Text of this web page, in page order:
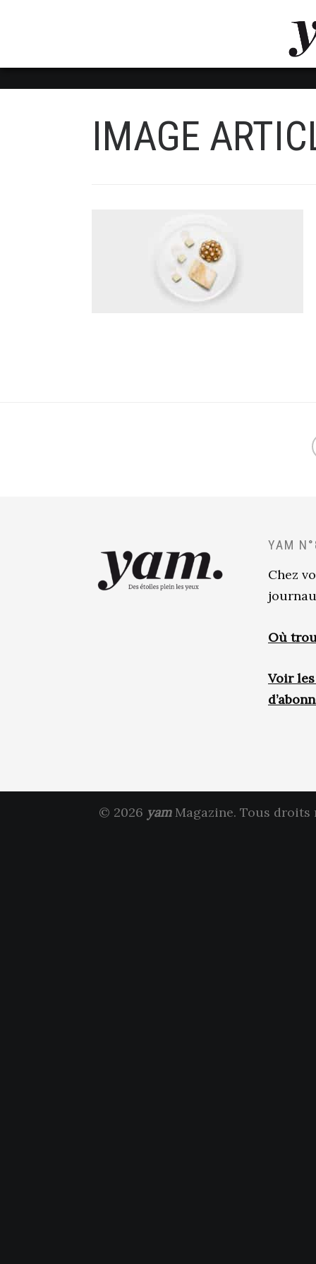
IMAGE
YAM
Chez
Où
Voir
© 2026 yamMagazine. Tous droits